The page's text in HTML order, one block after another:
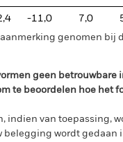
-11,0 7,0
genomen bij
geen betrouwbare
te beoordelen hoe het
indien van toepassing,
belegging wordt gedaan